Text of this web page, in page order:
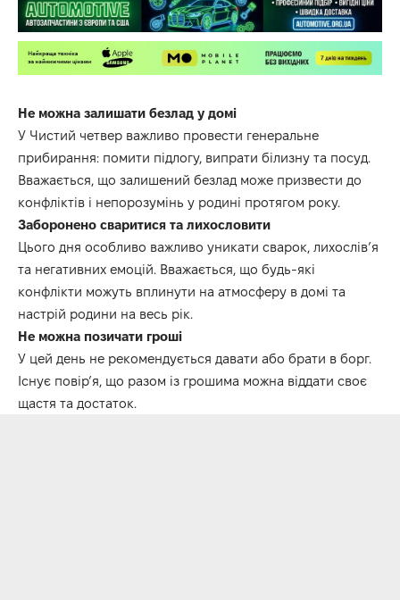
Не можна залишати безлад у домі
У Чистий четвер важливо провести генеральне
прибирання: помити підлогу, випрати білизну та посуд.
Вважається, що залишений безлад може призвести до
конфліктів і непорозумінь у родині протягом року.
Заборонено сваритися та лихословити
Цього дня особливо важливо уникати сварок, лихослів’я
та негативних емоцій. Вважається, що будь-які
конфлікти можуть вплинути на атмосферу в домі та
настрій родини на весь рік. ​
Не можна позичати гроші
У цей день не рекомендується давати або брати в борг.
Існує повір’я, що разом із грошима можна віддати своє
щастя та достаток. ​